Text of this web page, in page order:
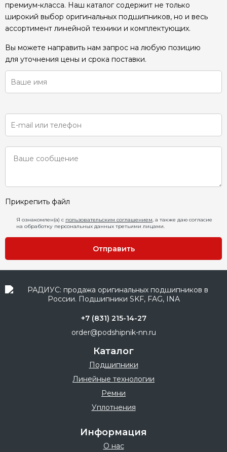
премиум-класса. Наш каталог содержит не только
широкий выбор оригинальных подшипников, но и весь
ассортимент линейной техники и комплектующих.
Вы можете направить нам запрос на любую позицию
для уточнения цены и срока поставки.
Прикрепить файл
Я ознакомлен(а) с пользовательским соглашением, а также даю согласие
на обработку персональных данных третьими лицами.
Отправить
+7 (831) 215-14-27
order@podshipnik-nn.ru
Каталог
Подшипники
Линейные технологии
Ремни
Уплотнения
Информация
О нас